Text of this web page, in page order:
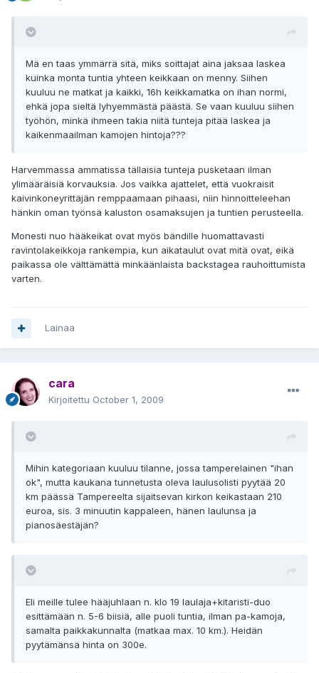
Mä en taas ymmärrä sitä, miks soittajat aina jaksaa laskea
kuinka monta tuntia yhteen keikkaan on menny. Siihen
kuuluu ne matkat ja kaikki, 16h keikkamatka on ihan normi,
ehkä jopa sieltä lyhyemmästä päästä. Se vaan kuuluu siihen
työhön, minkä ihmeen takia niitä tunteja pitää laskea ja
kaikenmaailman kamojen hintoja???
Harvemmassa ammatissa tällaisia tunteja pusketaan ilman
ylimääräisiä korvauksia. Jos vaikka ajattelet, että vuokraisit
kaivinkoneyrittäjän remppaamaan pihaasi, niin hinnoitteleehan
hänkin oman työnsä kaluston osamaksujen ja tuntien perusteella.
Monesti nuo hääkeikat ovat myös bändille huomattavasti
ravintolakeikkoja rankempia, kun aikataulut ovat mitä ovat, eikä
paikassa ole välttämättä minkäänlaista backstagea rauhoittumista
varten.
Lainaa
cara
Kirjoitettu October 1, 2009
Mihin kategoriaan kuuluu tilanne, jossa tamperelainen "ihan
ok", mutta kaukana tunnetusta oleva laulusolisti pyytää 20
km päässä Tampereelta sijaitsevan kirkon keikastaan 210
euroa, sis. 3 minuutin kappaleen, hänen laulunsa ja
pianosäestäjän?
Eli meille tulee hääjuhlaan n. klo 19 laulaja+kitaristi-duo
esittämään n. 5-6 biisiä, alle puoli tuntia, ilman pa-kamoja,
samalta paikkakunnalta (matkaa max. 10 km.). Heidän
pyytämänsä hinta on 300e.